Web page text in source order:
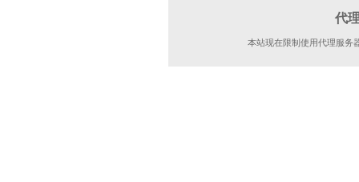
代
本站现在限制使用代理服务